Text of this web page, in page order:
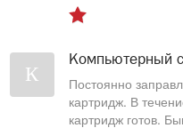
К
Компьютерный
Постоянно
картридж. В
картридж готов.